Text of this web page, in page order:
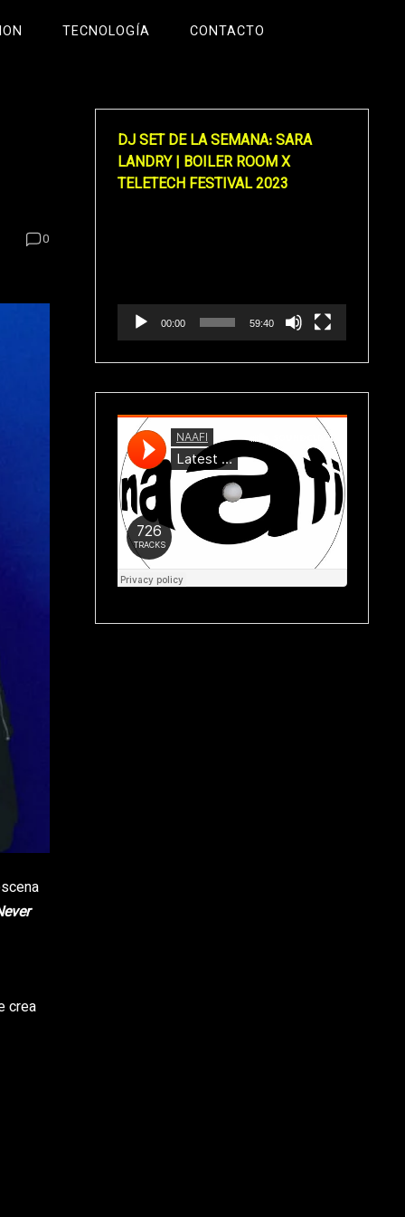
TECNOLOGÍA CONTACTO
0
crea
DJ SET DE LA SEMANA: SARA
LANDRY | BOILER ROOM X
TELETECH FESTIVAL 2023
00:00 59:40